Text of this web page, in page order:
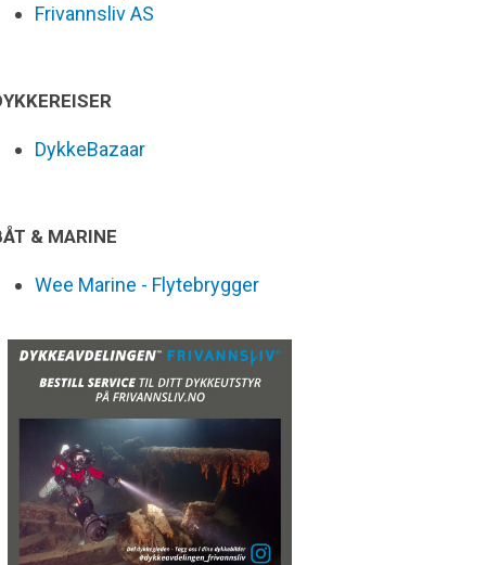
Frivannsliv AS
DykkeBazaar
& MARINE
Wee Marine - Flytebrygger